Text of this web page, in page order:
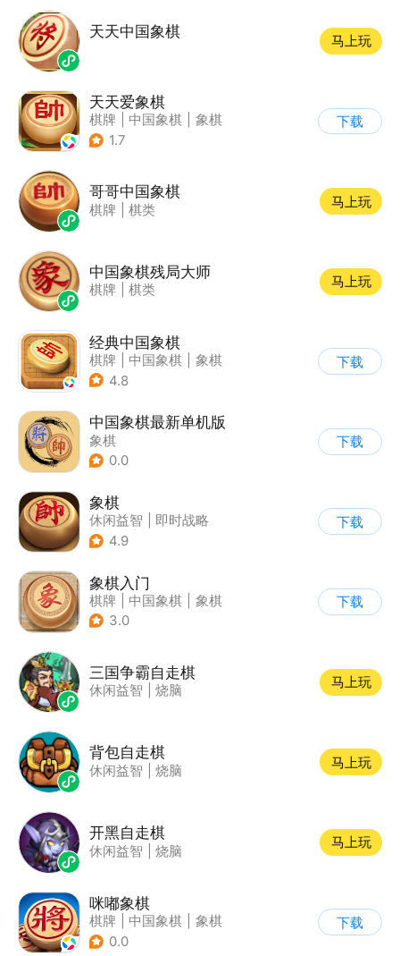
天天中国象棋
马上玩
天天爱象棋
棋牌 中国象棋
象棋
1.7
下载
哥哥中国象棋
棋牌 棋类
马上玩
中国象棋残局大师
棋牌 棋类
马上玩
经典中国象棋
棋牌 中国象棋
象棋
| 单机
4.8
下载
中国象棋最新单机版
象棋
0.0
下载
象棋
休闲益智
即时战略
| 象棋
4.9
下载
象棋入门
棋牌 中国象棋
象棋
| 学习教育
3.0
下载
三国争霸自走棋
休闲益智 烧脑
马上玩
背包自走棋
休闲益智 烧脑
马上玩
开黑自走棋
休闲益智 烧脑
马上玩
咪嘟象棋
棋牌 中国象棋
象棋
| 匹配对战
0.0
下载